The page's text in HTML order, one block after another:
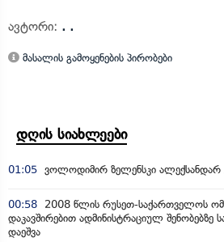
ავტორი: . .
მასალის გამოყენების პირობები
დღის სიახლეები
01:05 ვოლოდიმირ ზელენსკი ალექსანდარ
00:58
2008 წლის რუსეთ-საქართველოს
დაკავშირებით ადმინისტრაციულ შენობებზე
დაეშვა